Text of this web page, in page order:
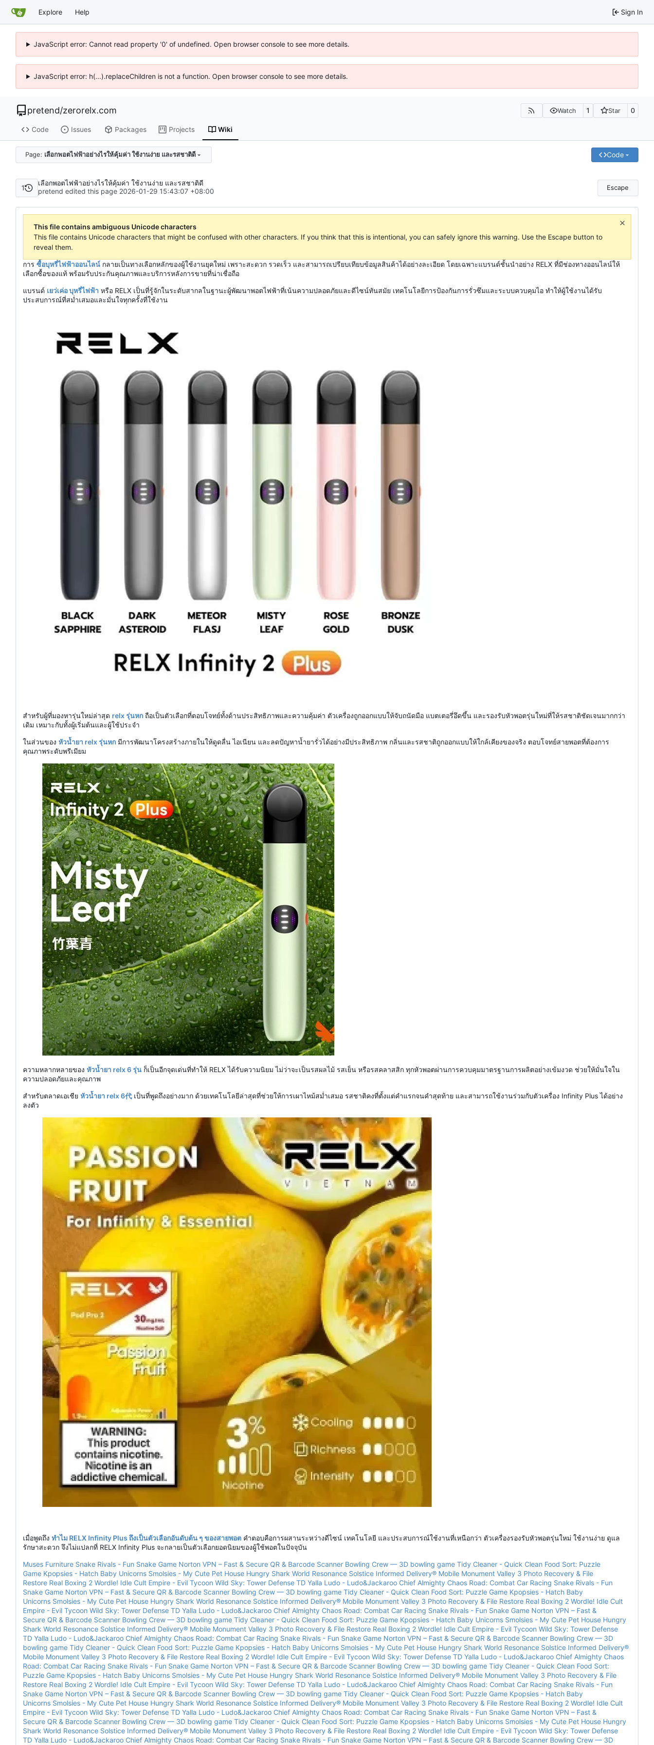
Explore Help Sign In
JavaScript error: Cannot read property '0' of undefined. Open browser console to see more details.
JavaScript error: h(...).replaceChildren is not a function. Open browser console to see more details.
pretend/zerorelx.com Watch 1 Star 0
Code Issues Packages Projects Wiki
Page: เลือกพอตไฟฟ้าอย่างไรให้คุ้มค่า ใช้งานง่าย และรสชาติดี Code
1
เลือกพอตไฟฟ้าอย่างไรให้คุ้มค่า ใช้งานง่าย และรสชาติดี
pretend edited this page 2026-01-29 15:43:07 +08:00 Escape
This file contains ambiguous Unicode characters
This file contains Unicode characters that might be confused with other characters. If you think that this is intentional, you can safely ignore this warning. Use the Escape button to
reveal them.
การ ซื้อบุหรี่ไฟฟ้าออนไลน์ กลายเป็นทางเลือกหลักของผู้ใช้งานยุคใหม่ เพราะสะดวก รวดเร็ว และสามารถเปรียบเทียบข้อมูลสินค้าได้อย่างละเอียด โดยเฉพาะแบรนด์ชั้นนำอย่าง RELX ที่มีช่องทางออนไลน์ให้
เลือกซื้อของแท้ พร้อมรับประกันคุณภาพและบริการหลังการขายที่น่าเชื่อถือ
แบรนด์ เยว่เค่อ บุหรี่ไฟฟ้า หรือ RELX เป็นที่รู้จักในระดับสากลในฐานะผู้พัฒนาพอตไฟฟ้าที่เน้นความปลอดภัยและดีไซน์ทันสมัย เทคโนโลยีการป้องกันการรั่วซึมและระบบควบคุมไอ ทำให้ผู้ใช้งานได้รับ
ประสบการณ์ที่สม่ำเสมอและมั่นใจทุกครั้งที่ใช้งาน
สำหรับผู้ที่มองหารุ่นใหม่ล่าสุด relx รุ่นหก ถือเป็นตัวเลือกที่ตอบโจทย์ทั้งด้านประสิทธิภาพและความคุ้มค่า ตัวเครื่องถูกออกแบบให้จับถนัดมือ แบตเตอรี่อึดขึ้น และรองรับหัวพอตรุ่นใหม่ที่ให้รสชาติชัดเจนมากกว่า
เดิม เหมาะกับทั้งผู้เริ่มต้นและผู้ใช้ประจำ
ในส่วนของ หัวน้ำยา relx รุ่นหก มีการพัฒนาโครงสร้างภายในให้ดูดลื่น ไอเนียน และลดปัญหาน้ำยารั่วได้อย่างมีประสิทธิภาพ กลิ่นและรสชาติถูกออกแบบให้ใกล้เคียงของจริง ตอบโจทย์สายพอตที่ต้องการ
คุณภาพระดับพรีเมียม
ความหลากหลายของ หัวน้ำยา relx 6 รุ่น ก็เป็นอีกจุดเด่นที่ทำให้ RELX ได้รับความนิยม ไม่ว่าจะเป็นรสผลไม้ รสเย็น หรือรสคลาสสิก ทุกหัวพอตผ่านการควบคุมมาตรฐานการผลิตอย่างเข้มงวด ช่วยให้มั่นใจใน
ความปลอดภัยและคุณภาพ
สำหรับตลาดเอเชีย หัวน้ำยา relx 6代 เป็นที่พูดถึงอย่างมาก ด้วยเทคโนโลยีล่าสุดที่ช่วยให้การเผาไหม้สม่ำเสมอ รสชาติคงที่ตั้งแต่คำแรกจนคำสุดท้าย และสามารถใช้งานร่วมกับตัวเครื่อง Infinity Plus ได้อย่าง
ลงตัว
เมื่อพูดถึง ทำไม RELX Infinity Plus ถึงเป็นตัวเลือกอันดับต้น ๆ ของสายพอต คำตอบคือการผสานระหว่างดีไซน์ เทคโนโลยี และประสบการณ์ใช้งานที่เหนือกว่า ตัวเครื่องรองรับหัวพอตรุ่นใหม่ ใช้งานง่าย ดูแล
รักษาสะดวก จึงไม่แปลกที่ RELX Infinity Plus จะกลายเป็นตัวเลือกยอดนิยมของผู้ใช้พอตในปัจจุบัน
Muses Furniture Snake Rivals - Fun Snake Game Norton VPN – Fast & Secure QR & Barcode Scanner Bowling Crew — 3D bowling game Tidy Cleaner - Quick Clean Food Sort: Puzzle
Game Kpopsies - Hatch Baby Unicorns Smolsies - My Cute Pet House Hungry Shark World Resonance Solstice Informed Delivery® Mobile Monument Valley 3 Photo Recovery & File
Restore Real Boxing 2 Wordle! Idle Cult Empire - Evil Tycoon Wild Sky: Tower Defense TD Yalla Ludo - Ludo&Jackaroo Chief Almighty Chaos Road: Combat Car Racing Snake Rivals - Fun
Snake Game Norton VPN – Fast & Secure QR & Barcode Scanner Bowling Crew — 3D bowling game Tidy Cleaner - Quick Clean Food Sort: Puzzle Game Kpopsies - Hatch Baby
Unicorns Smolsies - My Cute Pet House Hungry Shark World Resonance Solstice Informed Delivery® Mobile Monument Valley 3 Photo Recovery & File Restore Real Boxing 2 Wordle! Idle Cult
Empire - Evil Tycoon Wild Sky: Tower Defense TD Yalla Ludo - Ludo&Jackaroo Chief Almighty Chaos Road: Combat Car Racing Snake Rivals - Fun Snake Game Norton VPN – Fast &
Secure QR & Barcode Scanner Bowling Crew — 3D bowling game Tidy Cleaner - Quick Clean Food Sort: Puzzle Game Kpopsies - Hatch Baby Unicorns Smolsies - My Cute Pet House Hungry
Shark World Resonance Solstice Informed Delivery® Mobile Monument Valley 3 Photo Recovery & File Restore Real Boxing 2 Wordle! Idle Cult Empire - Evil Tycoon Wild Sky: Tower Defense
TD Yalla Ludo - Ludo&Jackaroo Chief Almighty Chaos Road: Combat Car Racing Snake Rivals - Fun Snake Game Norton VPN – Fast & Secure QR & Barcode Scanner Bowling Crew — 3D
bowling game Tidy Cleaner - Quick Clean Food Sort: Puzzle Game Kpopsies - Hatch Baby Unicorns Smolsies - My Cute Pet House Hungry Shark World Resonance Solstice Informed Delivery®
Mobile Monument Valley 3 Photo Recovery & File Restore Real Boxing 2 Wordle! Idle Cult Empire - Evil Tycoon Wild Sky: Tower Defense TD Yalla Ludo - Ludo&Jackaroo Chief Almighty Chaos
Road: Combat Car Racing Snake Rivals - Fun Snake Game Norton VPN – Fast & Secure QR & Barcode Scanner Bowling Crew — 3D bowling game Tidy Cleaner - Quick Clean Food Sort:
Puzzle Game Kpopsies - Hatch Baby Unicorns Smolsies - My Cute Pet House Hungry Shark World Resonance Solstice Informed Delivery® Mobile Monument Valley 3 Photo Recovery & File
Restore Real Boxing 2 Wordle! Idle Cult Empire - Evil Tycoon Wild Sky: Tower Defense TD Yalla Ludo - Ludo&Jackaroo Chief Almighty Chaos Road: Combat Car Racing Snake Rivals - Fun
Snake Game Norton VPN – Fast & Secure QR & Barcode Scanner Bowling Crew — 3D bowling game Tidy Cleaner - Quick Clean Food Sort: Puzzle Game Kpopsies - Hatch Baby
Unicorns Smolsies - My Cute Pet House Hungry Shark World Resonance Solstice Informed Delivery® Mobile Monument Valley 3 Photo Recovery & File Restore Real Boxing 2 Wordle! Idle Cult
Empire - Evil Tycoon Wild Sky: Tower Defense TD Yalla Ludo - Ludo&Jackaroo Chief Almighty Chaos Road: Combat Car Racing Snake Rivals - Fun Snake Game Norton VPN – Fast &
Secure QR & Barcode Scanner Bowling Crew — 3D bowling game Tidy Cleaner - Quick Clean Food Sort: Puzzle Game Kpopsies - Hatch Baby Unicorns Smolsies - My Cute Pet House Hungry
Shark World Resonance Solstice Informed Delivery® Mobile Monument Valley 3 Photo Recovery & File Restore Real Boxing 2 Wordle! Idle Cult Empire - Evil Tycoon Wild Sky: Tower Defense
TD Yalla Ludo - Ludo&Jackaroo Chief Almighty Chaos Road: Combat Car Racing Snake Rivals - Fun Snake Game Norton VPN – Fast & Secure QR & Barcode Scanner Bowling Crew — 3D